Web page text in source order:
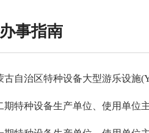
办事指南